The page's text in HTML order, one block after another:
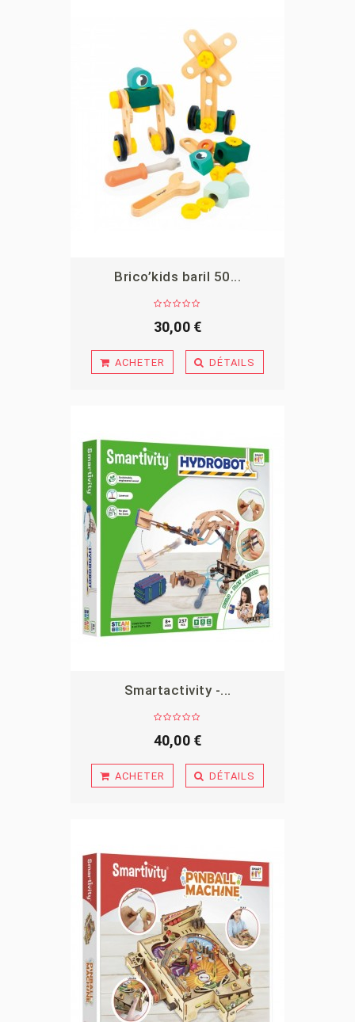
APERÇU
Brico’kids baril 50...
30,00 €
ACHETER DÉTAILS
APERÇU
Smartactivity -...
40,00 €
ACHETER DÉTAILS